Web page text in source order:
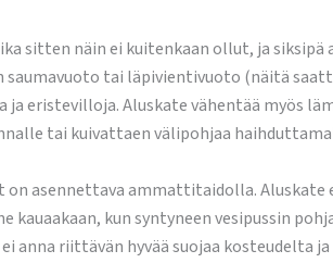
sitten näin ei kuitenkaan ollut, ja siksipä
saumavuoto tai läpivientivuoto (näitä
ja eristevilloja. Aluskate vähentää myös
tai kuivattaen välipohjaa
asennettava ammattitaidolla. Aluskate
kun syntyneen vesipussin
anna riittävän hyvää suojaa kosteudelta